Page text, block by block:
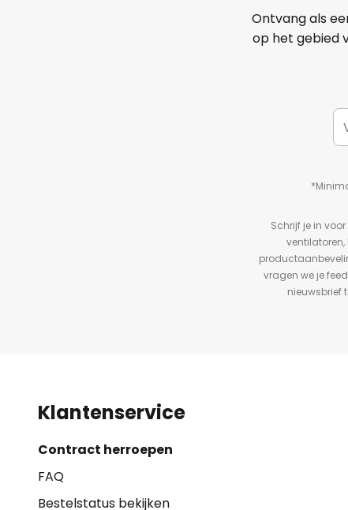
Ontvang als
op het gebied
Schrijf je in
ventilatoren,
vragen we je
nieuwsbrief
Klantenservice
Contract herroepen
FAQ
Bestelstatus bekijken